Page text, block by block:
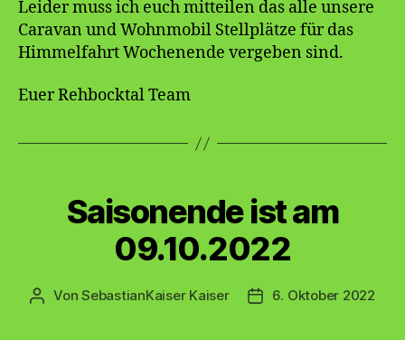
Leider muss ich euch mitteilen das alle unsere
Caravan und Wohnmobil Stellplätze für das
Himmelfahrt Wochenende vergeben sind.
Euer Rehbocktal Team
Saisonende ist am
09.10.2022
Beitragsautor
VonSebastianKaiser Kaiser 6. Oktober 2022